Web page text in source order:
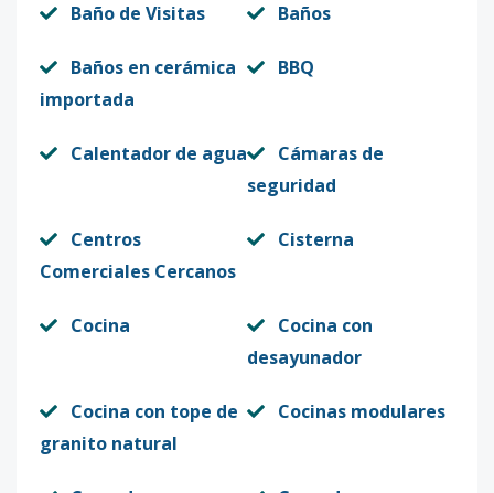
Baño de Visitas Baños
Baños en cerámica
importada
BBQ
Calentador de agua
Cámaras de
seguridad
Centros
Comerciales Cercanos
Cisterna
Cocina
Cocina con
desayunador
Cocina con tope de
granito natural
Cocinas modulares